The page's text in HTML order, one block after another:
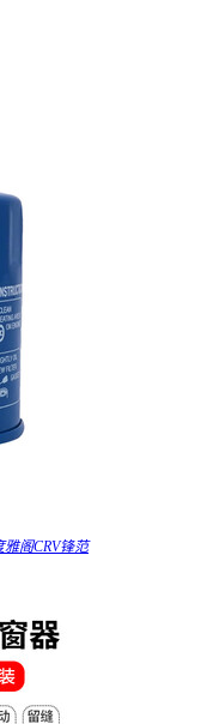
阁CRV锋范